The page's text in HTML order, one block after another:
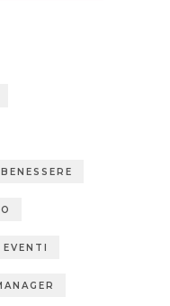
BENESSERE
EVENTI